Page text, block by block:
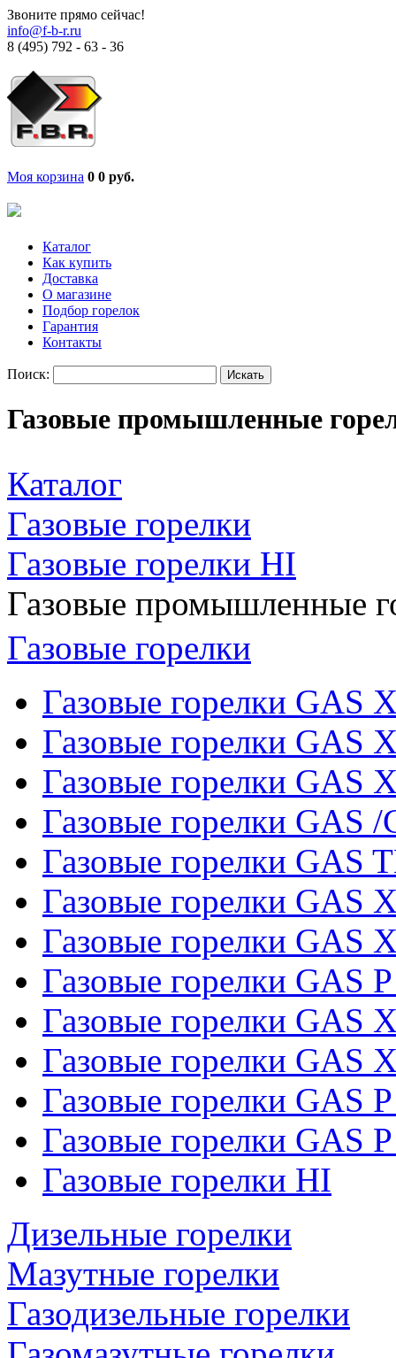
Звоните прямо сейчас!
info@f-b-r.ru
8 (495) 792 - 63 - 36
Моя корзина 0 0 руб.
Каталог
Как купить
Доставка
О магазине
Подбор горелок
Гарантия
Контакты
Поиск:
Газовые промышленные
Каталог
Газовые горелки
Газовые горелки HI
Газовые промышленные
Газовые горелки
Газовые горелки GAS
Газовые горелки GAS
Газовые горелки GAS
Газовые горелки GAS /
Газовые горелки GAS
Газовые горелки GAS
Газовые горелки GAS
Газовые горелки GAS
Газовые горелки GAS
Газовые горелки GAS
Газовые горелки GAS
Газовые горелки GAS
Газовые горелки HI
Дизельные горелки
Мазутные горелки
Газодизельные горелки